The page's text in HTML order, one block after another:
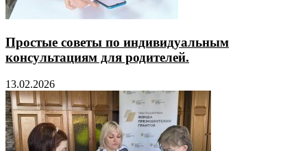
Простые советы по индивидуальным
консультациям для родителей.
13.02.2026